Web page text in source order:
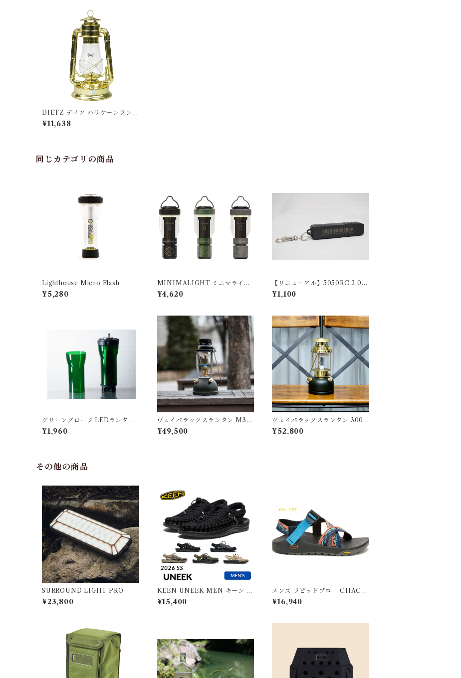
DIETZ デイツ ハリケーンランタ
ン #D80（No.80）BLIZZAR
D ゴールド
¥11,638
同じカテゴリの商品
Lighthouse Micro Flash
¥5,280
MINIMALIGHT ミニマライト
2.0
¥4,620
【リニューアル】5050RC 2.0
(リモコン)
¥1,100
グリーングローブ LEDランタン
用(No.0)
¥1,960
ヴェイパラックスランタン M32
0 アーミーグリーン
¥49,500
ヴェイパラックスランタン 300
アーミーグリーン
¥52,800
その他の商品
SURROUND LIGHT PRO
¥23,800
KEEN UNEEK MEN キーン ユ
ニーク メンズ
¥15,400
メンズ ラピッドプロ CHACO
チャコ
¥16,940